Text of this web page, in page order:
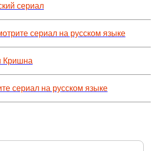
сериал
сериал на русском языке
Кришна
сериал на русском языке